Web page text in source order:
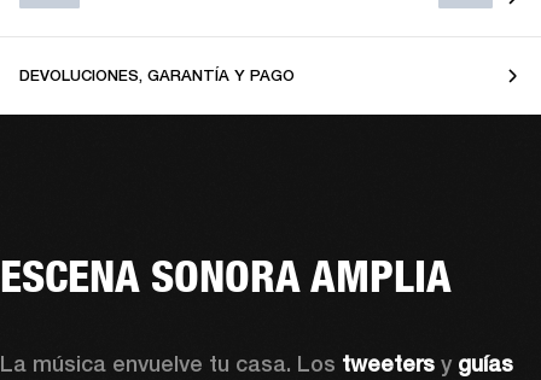
DEVOLUCIONES, GARANTÍA Y PAGO
ESCENA SONORA AMPLIA
La música envuelve tu casa. Los tweeters y guías